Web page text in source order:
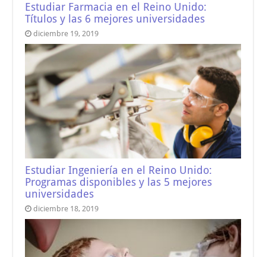
Estudiar Farmacia en el Reino Unido:
Títulos y las 6 mejores universidades
diciembre 19, 2019
Estudiar Ingeniería en el Reino Unido:
Programas disponibles y las 5 mejores
universidades
diciembre 18, 2019